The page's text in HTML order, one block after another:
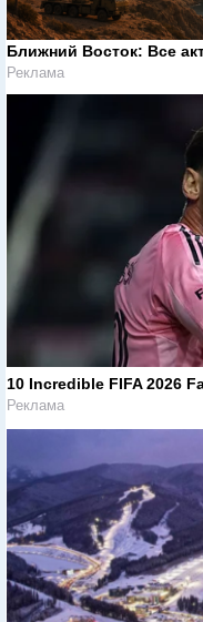
Ближний Восток: Все
Реклама
10 Incredible FIFA 2026
Реклама